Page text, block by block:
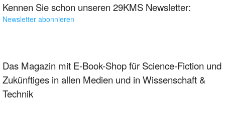
Kennen Sie schon unseren 29KMS Newsletter:
Newsletter abonnieren
Das Magazin mit E-Book-Shop für Science-Fiction und
Zukünftiges in allen Medien und in Wissenschaft &
Technik